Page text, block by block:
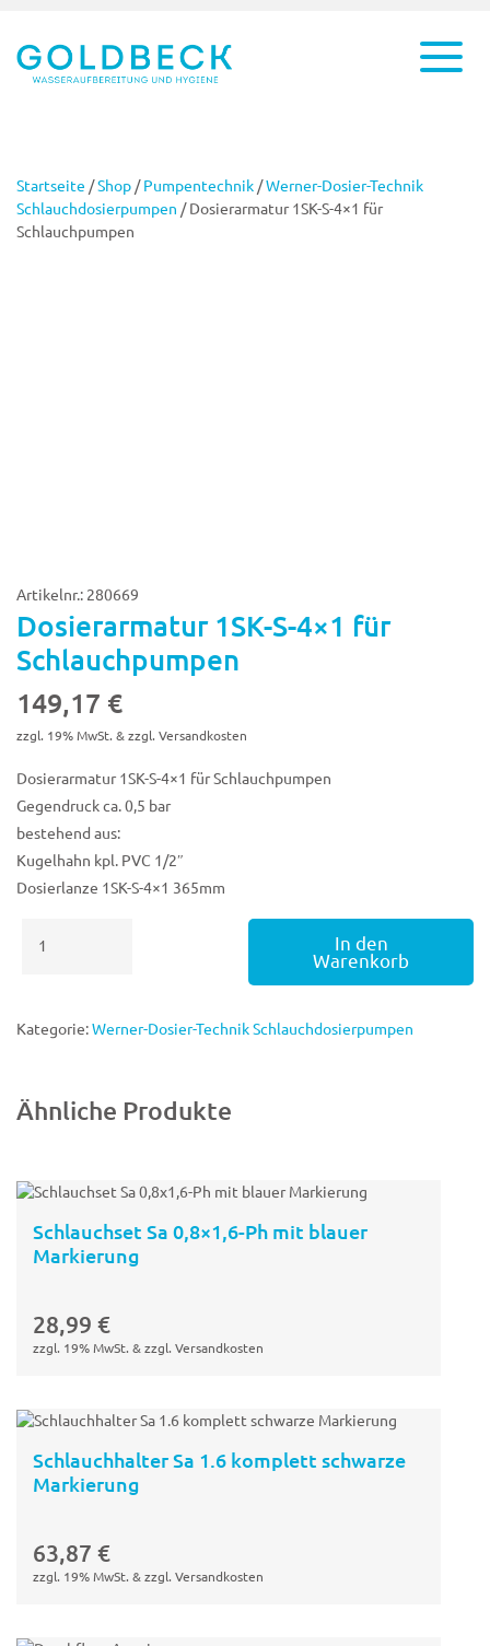
Startseite /Shop /Pumpentechnik /Werner-Dosier-Technik
Schlauchdosierpumpen / Dosierarmatur 1SK-S-4×1 für
Schlauchpumpen
Artikelnr.: 280669
Dosierarmatur 1SK-S-4×1 für
Schlauchpumpen
149,17 €
zzgl. 19% MwSt. & zzgl. Versandkosten
Dosierarmatur 1SK-S-4×1 für Schlauchpumpen
Gegendruck ca. 0,5 bar
bestehend aus:
Kugelhahn kpl. PVC 1/2″
Dosierlanze 1SK-S-4×1 365mm
1SK-
für
Schlauchpumpen
In den
Warenkorb
Kategorie:Werner-Dosier-Technik Schlauchdosierpumpen
Ähnliche Produkte
Schlauchset Sa 0,8×1,6-Ph mit blauer
Markierung
28,99 €
zzgl. 19% MwSt. & zzgl. Versandkosten
Schlauchhalter Sa 1.6 komplett schwarze
Markierung
63,87 €
zzgl. 19% MwSt. & zzgl. Versandkosten